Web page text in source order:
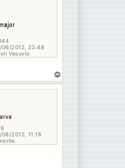
06/2012, 23:48
Vesuvio
o
08/2012, 11:18